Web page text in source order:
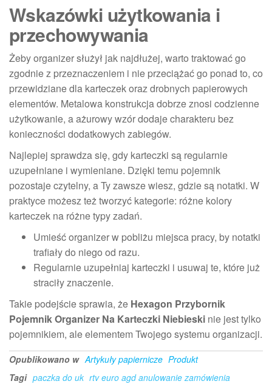
Wskazówki użytkowania i
przechowywania
Żeby organizer służył jak najdłużej, warto traktować go
zgodnie z przeznaczeniem i nie przeciążać go ponad to, co
przewidziane dla karteczek oraz drobnych papierowych
elementów. Metalowa konstrukcja dobrze znosi codzienne
użytkowanie, a ażurowy wzór dodaje charakteru bez
konieczności dodatkowych zabiegów.
Najlepiej sprawdza się, gdy karteczki są regularnie
uzupełniane i wymieniane. Dzięki temu pojemnik
pozostaje czytelny, a Ty zawsze wiesz, gdzie są notatki. W
praktyce możesz też tworzyć kategorie: różne kolory
karteczek na różne typy zadań.
Umieść organizer w pobliżu miejsca pracy, by notatki
trafiały do niego od razu.
Regularnie uzupełniaj karteczki i usuwaj te, które już
straciły znaczenie.
Takie podejście sprawia, że Hexagon Przybornik
Pojemnik Organizer Na Karteczki Niebieski nie jest tylko
pojemnikiem, ale elementem Twojego systemu organizacji.
Opublikowano w Artykuły papiernicze Produkt
Tagi paczka do uk rtv euro agd anulowanie zamówienia